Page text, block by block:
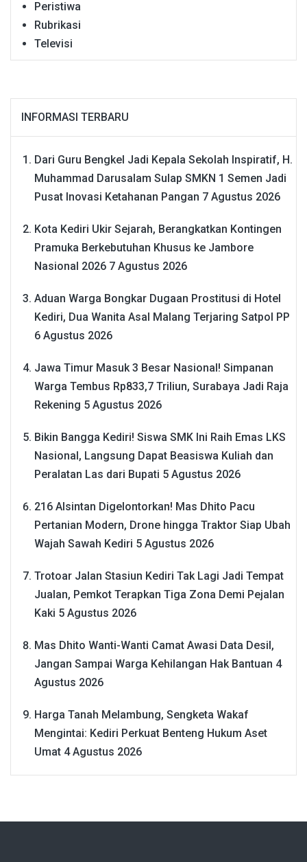
Peristiwa
Rubrikasi
Televisi
INFORMASI TERBARU
Dari Guru Bengkel Jadi Kepala Sekolah Inspiratif, H.
Muhammad Darusalam Sulap SMKN 1 Semen Jadi
Pusat Inovasi Ketahanan Pangan 7 Agustus 2026
Kota Kediri Ukir Sejarah, Berangkatkan Kontingen
Pramuka Berkebutuhan Khusus ke Jambore
Nasional 2026 7 Agustus 2026
Aduan Warga Bongkar Dugaan Prostitusi di Hotel
Kediri, Dua Wanita Asal Malang Terjaring Satpol PP
6 Agustus 2026
Jawa Timur Masuk 3 Besar Nasional! Simpanan
Warga Tembus Rp833,7 Triliun, Surabaya Jadi Raja
Rekening 5 Agustus 2026
Bikin Bangga Kediri! Siswa SMK Ini Raih Emas LKS
Nasional, Langsung Dapat Beasiswa Kuliah dan
Peralatan Las dari Bupati 5 Agustus 2026
216 Alsintan Digelontorkan! Mas Dhito Pacu
Pertanian Modern, Drone hingga Traktor Siap Ubah
Wajah Sawah Kediri 5 Agustus 2026
Trotoar Jalan Stasiun Kediri Tak Lagi Jadi Tempat
Jualan, Pemkot Terapkan Tiga Zona Demi Pejalan
Kaki 5 Agustus 2026
Mas Dhito Wanti-Wanti Camat Awasi Data Desil,
Jangan Sampai Warga Kehilangan Hak Bantuan 4
Agustus 2026
Harga Tanah Melambung, Sengketa Wakaf
Mengintai: Kediri Perkuat Benteng Hukum Aset
Umat 4 Agustus 2026